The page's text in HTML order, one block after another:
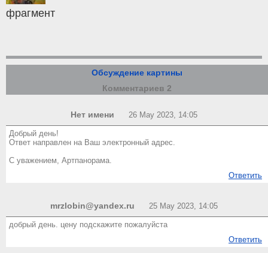
фрагмент
Обсуждение картины
Комментариев 2
Нет имени 26 May 2023, 14:05
Добрый день!
Ответ направлен на Ваш электронный адрес.
С уважением, Артпанорама.
Ответить
mrzlobin@yandex.ru 25 May 2023, 14:05
добрый день. цену подскажите пожалуйста
Ответить